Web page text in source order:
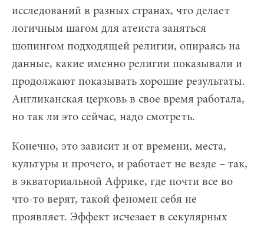
исследований в разных странах, что делает
логичным шагом для атеиста заняться
шопингом подходящей религии, опираясь на
данные, какие именно религии показывали и
продолжают показывать хорошие результаты.
Англиканская церковь в свое время работала,
но так ли это сейчас, надо смотреть.
Конечно, это зависит и от времени, места,
культуры и прочего, и работает не везде – так,
в экваториальной Африке, где почти все во
что-то верят, такой феномен себя не
проявляет. Эффект исчезает в секулярных